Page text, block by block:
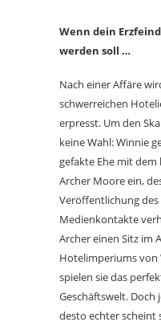
Wenn dein
werden soll …
Nach einer Affäre
schwerreichen
erpresst. Um den
keine Wahl: Winnie
gefakte Ehe mit
Archer Moore ein,
Veröffentlichung
Medienkontakte
Archer einen Sitz im
Hotelimperiums von
spielen sie das
Geschäftswelt. Doch
desto echter scheint